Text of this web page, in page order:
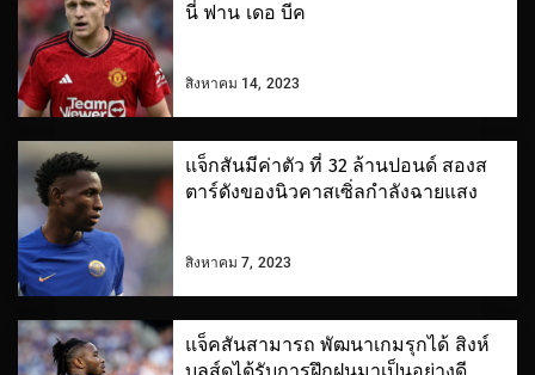
นี่ ฟาน เดอ บีค
สิงหาคม 14, 2023
แจ็กสันมีค่าตัว ที่ 32 ล้านปอนด์ สองส
ตาร์ดังของนิวคาสเซิ่ลกำลังฉายแสง
สิงหาคม 7, 2023
แจ็คสันสามารถ พัฒนาเกมรุกได้ สิงห์